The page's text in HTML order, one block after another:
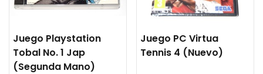
Juego Playstation
Tobal No. 1 Jap
(segunda Mano)
Juego PC Virtua
Tennis 4 (nuevo)